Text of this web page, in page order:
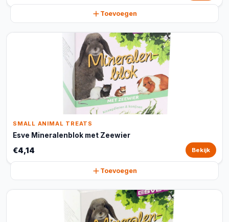
Toevoegen
SMALL ANIMAL TREATS
Esve Mineralenblok met Zeewier
€4,14 Bekijk
Toevoegen